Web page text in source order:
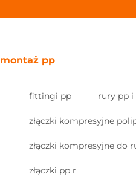
montaż pp
fittingi pp rury pp
złączki kompresyjne
złączki kompresyjne do
złączki pp r